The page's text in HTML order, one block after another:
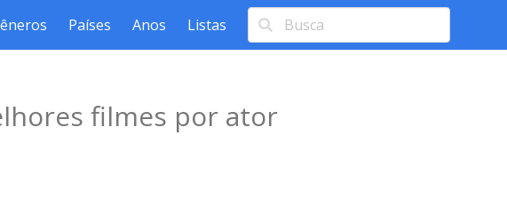
Países Anos Listas
filmes por ator